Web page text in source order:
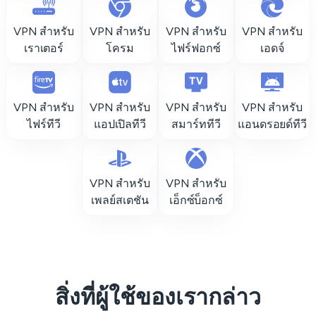
VPN สำหรับ
เราเตอร์
VPN สำหรับ
โครม
VPN สำหรับ
ไฟร์ฟอกซ์
VPN สำหรับ
เอดจ์
VPN สำหรับ
ไฟร์ทีวี
VPN สำหรับ
แอปเปิลทีวี
VPN สำหรับ
สมาร์ททีวี
VPN สำหรับ
แอนดรอยด์ทีวี
VPN สำหรับ
เพลย์สเตชัน
VPN สำหรับ
เอ็กซ์บ็อกซ์
สิ่งที่ผู้ใช้ของเรากล่าว